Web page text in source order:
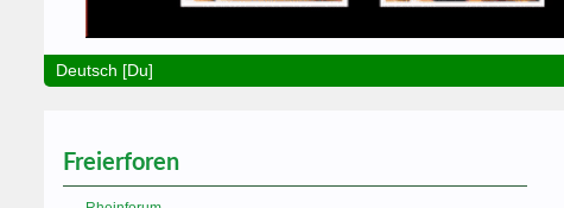
Deutsch [Du]
Freierforen